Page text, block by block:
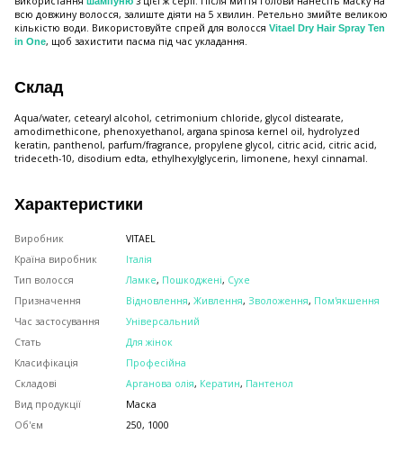
всю довжину волосся, залиште діяти на 5 хвилин. Ретельно змийте великою
кількістю води. Використовуйте спрей для волосся Vitael Dry Hair Spray Ten
in One, щоб захистити пасма під час укладання.
Склад
Aqua/water, cetearyl alcohol, cetrimonium chloride, glycol distearate,
amodimethicone, phenoxyethanol, argana spinosa kernel oil, hydrolyzed
keratin, panthenol, parfum/fragrance, propylene glycol, citric acid, citric acid,
trideceth-10, disodium edta, ethylhexylglycerin, limonene, hexyl cinnamal.
Характеристики
Виробник
VITAEL
Країна виробник
Італія
Тип волосся
Ламке, Пошкоджені, Сухе
Призначення
Відновлення, Живлення, Зволоження, Пом'якшення
Час застосування
Універсальний
Стать
Для жінок
Класифікація
Професійна
Складові
Арганова олія, Кератин, Пантенол
Вид продукції
Маска
Об'єм
250, 1000